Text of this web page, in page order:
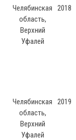
Челябинская
область,
Верхний
Уфалей
2018
Челябинская
область,
Верхний
Уфалей
2019